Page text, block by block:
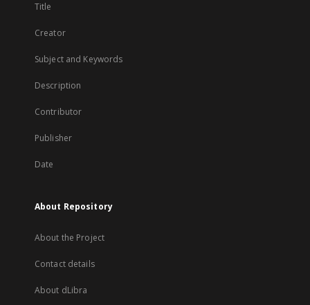
Title
Creator
Subject and Keywords
Description
Contributor
Publisher
Date
About Repository
About the Project
Contact details
About dLibra